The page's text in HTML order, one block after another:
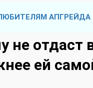
АПГРЕЙДА
не
ей